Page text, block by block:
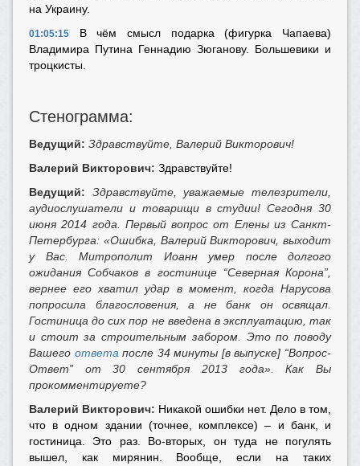
на Украину.
01:05:15 В чём смысл подарка (фигурка Чапаева)
Владимира Путина Геннадию Зюганову. Большевики и
троцкисты.
Стенограмма:
Ведущий: Здравствуйте, Валерий Викторович!
Валерий Викторович: Здравствуйте!
Ведущий:
Здравствуйте, уважаемые телезрители,
аудиослушатели и товарищи в студии! Сегодня 30
июня 2014 года. Первый вопрос от Елены из Санкт-
Петербурга: «Ошибка, Валерий Викторович, выходит
у Вас. Митрополит Иоанн умер после долгого
ожидания Собчаков в гостинице “Северная Корона”,
вернее его хватил удар в момент, когда Нарусова
попросила благословения, а не банк он освящал.
Гостиница до сих пор не введена в эксплуатацию, так
и стоит за строительным забором. Это по поводу
Вашего ответа после 34 минуты [в выпуске] “Вопрос-
Ответ” от 30 сентября 2013 года».
Как Вы
прокомментируете?
Валерий Викторович: Никакой ошибки нет. Дело в том,
что в одном здании (точнее, комплексе) – и банк, и
гостиница. Это раз. Во-вторых, он туда не погулять
вышел, как мирянин. Вообще, если на таких